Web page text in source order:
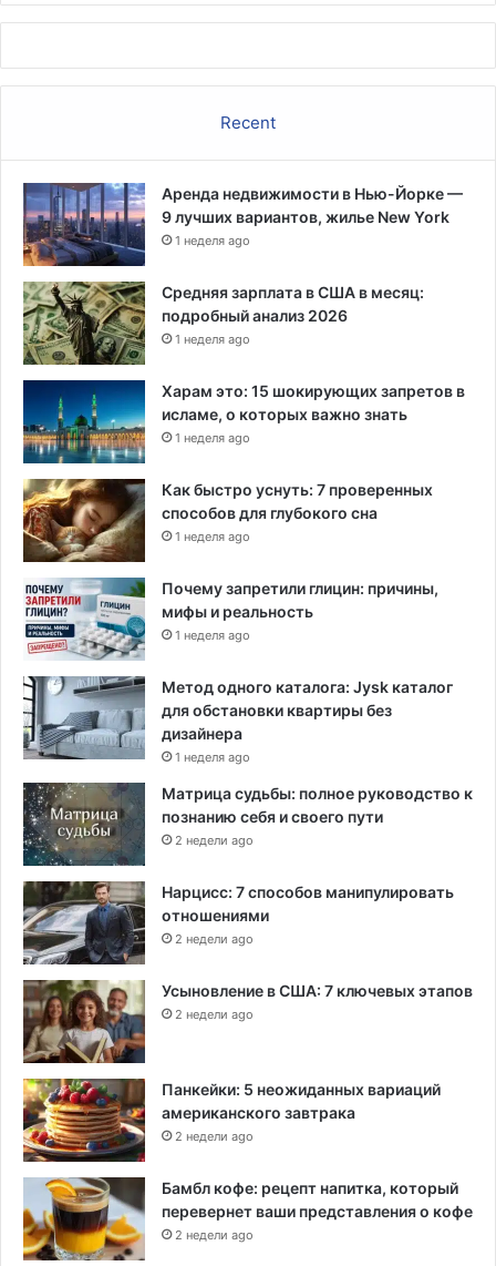
Recent
Аренда недвижимости в Нью-Йорке —
9 лучших вариантов, жилье New York
1 неделя ago
Средняя зарплата в США в месяц:
подробный анализ 2026
1 неделя ago
Харам это: 15 шокирующих запретов в
исламе, о которых важно знать
1 неделя ago
Как быстро уснуть: 7 проверенных
способов для глубокого сна
1 неделя ago
Почему запретили глицин: причины,
мифы и реальность
1 неделя ago
Метод одного каталога: Jysk каталог
для обстановки квартиры без
дизайнера
1 неделя ago
Матрица судьбы: полное руководство к
познанию себя и своего пути
2 недели ago
Нарцисс: 7 способов манипулировать
отношениями
2 недели ago
Усыновление в США: 7 ключевых этапов
2 недели ago
Панкейки: 5 неожиданных вариаций
американского завтрака
2 недели ago
Бамбл кофе: рецепт напитка, который
перевернет ваши представления о кофе
2 недели ago